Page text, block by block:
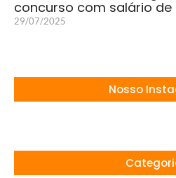
concurso com salário de
29/07/2025
Nosso